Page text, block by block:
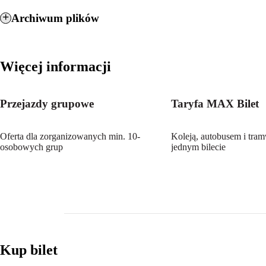
Archiwum plików
Plik
Bilet Zakopiański pdf
plik pdf
plik pdf
plik pdf
plik pdf
Więcej informacji
Przejazdy grupowe
Oferta dla zorganizowanych min. 10-
osobowych grup
Taryfa MAX Bilet
Koleją, autobusem i
jednym bilecie
Kup bilet